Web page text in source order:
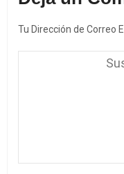
Tu Dirección de Correo